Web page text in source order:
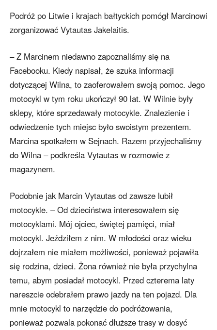
Podróż po Litwie i krajach bałtyckich pomógł Marcinowi
zorganizować Vytautas Jakelaitis.
– Z Marcinem niedawno zapoznaliśmy się na
Facebooku. Kiedy napisał, że szuka informacji
dotyczącej Wilna, to zaoferowałem swoją pomoc. Jego
motocykl w tym roku ukończył 90 lat. W Wilnie były
sklepy, które sprzedawały motocykle. Znalezienie i
odwiedzenie tych miejsc było swoistym prezentem.
Marcina spotkałem w Sejnach. Razem przyjechaliśmy
do Wilna – podkreśla Vytautas w rozmowie z
magazynem.
Podobnie jak Marcin Vytautas od zawsze lubił
motocykle. – Od dzieciństwa interesowałem się
motocyklami. Mój ojciec, świętej pamięci, miał
motocykl. Jeździłem z nim. W młodości oraz wieku
dojrzałem nie miałem możliwości, ponieważ pojawiła
się rodzina, dzieci. Żona również nie była przychylna
temu, abym posiadał motocykl. Przed czterema laty
nareszcie odebrałem prawo jazdy na ten pojazd. Dla
mnie motocykl to narzędzie do podróżowania,
ponieważ pozwala pokonać dłuższe trasy w dosyć